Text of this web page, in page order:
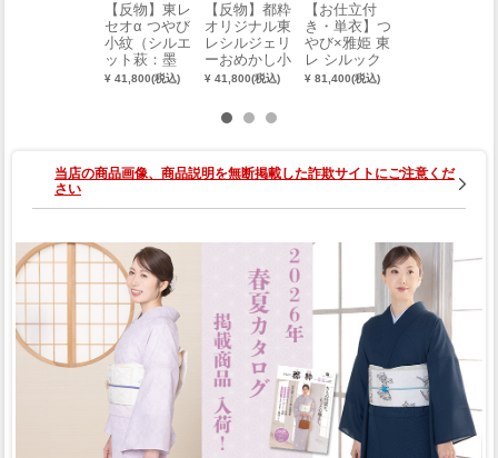
【反物】東レ
セオα つやび
小紋（シルエ
ット萩：墨
黒）（胴裏
¥ 41,800(税込)
【反物】都粋
オリジナル東
レシルジェリ
ーおめかし小
紋（葵：黒）
¥ 41,800(税込)
【お仕立付
き・単衣】つ
やび×雅姫 東
レ シルック
洗える小紋
¥ 81,400(税込)
当店の商品画像、商品説明を無断掲載した詐欺サイトにご注意くだ
さい